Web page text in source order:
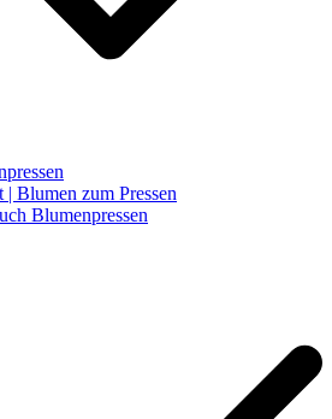
| Blumen zum Pressen
Blumenpressen